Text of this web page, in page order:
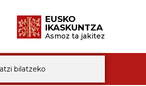
EUSKO
IKASKUNTZA
Asmoz ta jakitez